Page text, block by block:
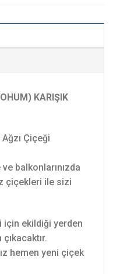
KARIŞIK
Çiçeği
balkonlarınızda
çiçekleri ile sizi
için ekildiği yerden
hemen yeni çiçek